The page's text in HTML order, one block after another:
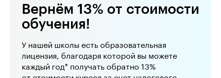
Вернём 13% от стоимости
обучения!
У нашей школы есть образовательная
лицензия, благодаря которой вы можете
каждый год* получать обратно 13%